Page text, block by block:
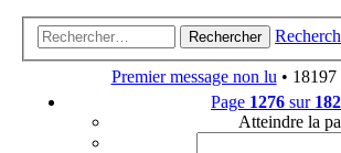
Rechercher
Premier message non lu • 18197
Page 1276 sur
Atteindre la